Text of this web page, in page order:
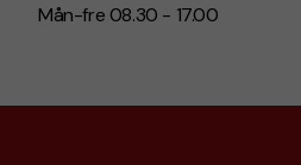
Mån-fre 08.30 - 17.00